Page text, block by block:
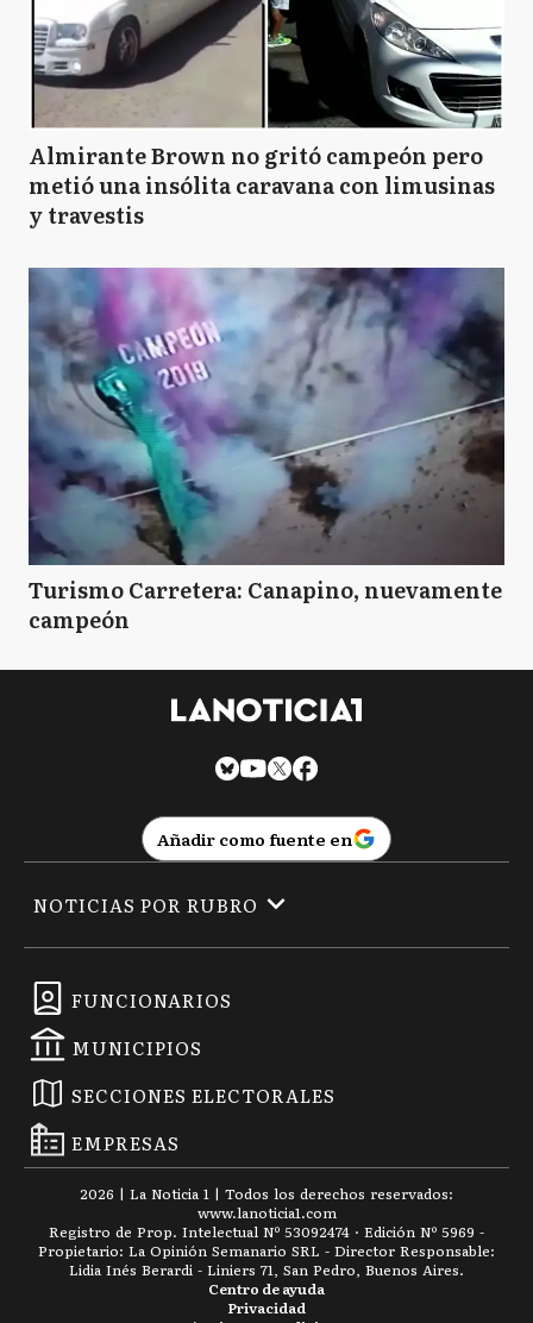
Almirante Brown no gritó campeón pero
metió una insólita caravana con limusinas
y travestis
Turismo Carretera: Canapino, nuevamente
campeón
Añadir como fuente en
FUNCIONARIOS
MUNICIPIOS
SECCIONES ELECTORALES
EMPRESAS
NOTICIAS POR RUBRO
2026 | La Noticia 1 | Todos los derechos reservados:
www.lanoticia1.com
Registro de Prop. Intelectual Nº 53092474 · Edición Nº 5969 -
Propietario: La Opinión Semanario SRL - Director Responsable:
Lidia Inés Berardi - Liniers 71, San Pedro, Buenos Aires.
Privacidad
Centro de ayuda